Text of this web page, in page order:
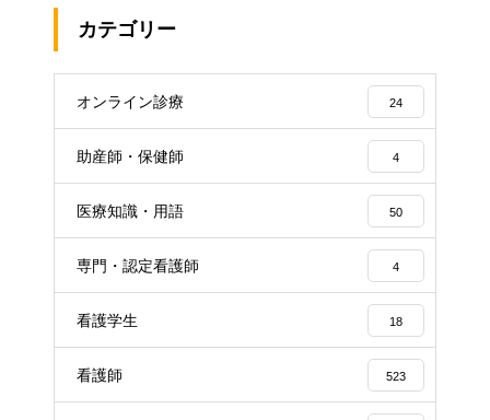
カテゴリー
オンライン診療 24
助産師・保健師 4
医療知識・用語 50
専門・認定看護師 4
看護学生 18
看護師 523